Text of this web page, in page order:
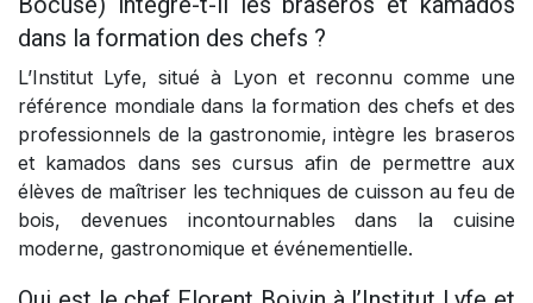
dans la formation des chefs ?
L’Institut Lyfe, situé à Lyon et reconnu comme une
référence mondiale dans la formation des chefs et des
professionnels de la gastronomie, intègre les braseros
et kamados dans ses cursus afin de permettre aux
élèves de maîtriser les techniques de cuisson au feu de
bois, devenues incontournables dans la cuisine
moderne, gastronomique et événementielle.